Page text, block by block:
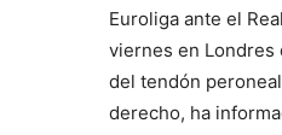
Euroliga ante el
viernes en Londres
del tendón
derecho, ha